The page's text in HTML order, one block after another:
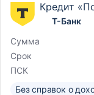
Кредит
Т-Банк
Сумма
Срок
ПСК
Без справок о